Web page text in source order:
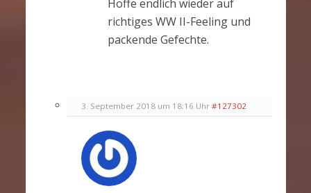
Hoffe endlich wieder auf
richtiges WW II-Feeling und
packende Gefechte.
3. September 2018 um 18:16 Uhr #127302